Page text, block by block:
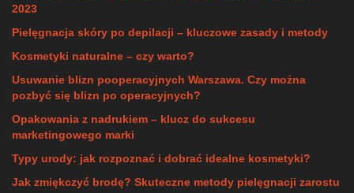
2023
Pielęgnacja skóry po depilacji – kluczowe zasady i metody
Kosmetyki naturalne – czy warto?
Usuwanie blizn pooperacyjnych Warszawa. Czy można
pozbyć się blizn po operacyjnych?
Opakowania z nadrukiem – klucz do sukcesu
marketingowego marki
Typy urody: jak rozpoznać i dobrać idealne kosmetyki?
Jak zmiękczyć brodę? Skuteczne metody pielęgnacji zarostu